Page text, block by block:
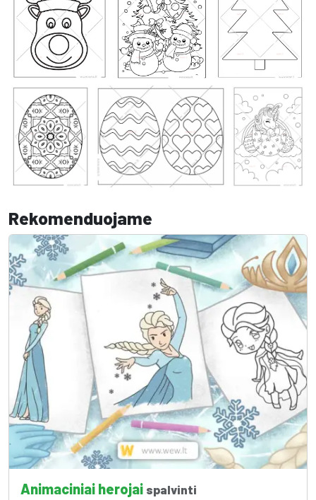
Rekomenduojame
Animaciniai herojai spalvinti